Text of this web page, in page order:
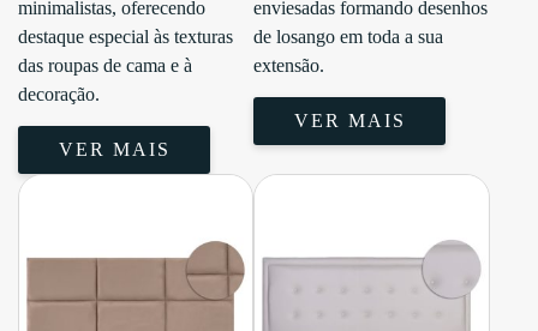
minimalistas, oferecendo
destaque especial às texturas
das roupas de cama e à
decoração.
VER MAIS
enviesadas formando desenhos
de losango em toda a sua
extensão.
VER MAIS